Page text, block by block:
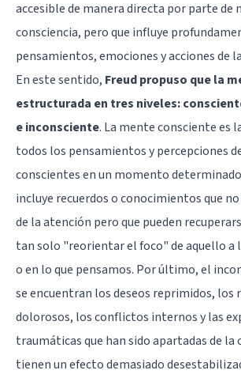
accesible de manera directa por parte de
consciencia, pero que influye
pensamientos, emociones y acciones de
En este sentido, Freud propuso que la
estructurada en tres niveles:
e inconsciente. La mente consciente es
todos los pensamientos y percepciones
conscientes en un momento
incluye recuerdos o conocimientos que
de la atención pero que pueden
tan solo "reorientar el foco" de aquello a
o en lo que pensamos. Por último, el
se encuentran los deseos reprimidos, los
dolorosos, los conflictos internos y las
traumáticas que han sido apartadas de la
tienen un efecto demasiado